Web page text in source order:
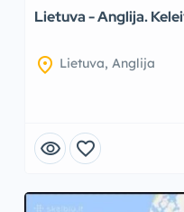
Lietuva - Anglija.
location_on Lietuva, Anglija
visibility favorite